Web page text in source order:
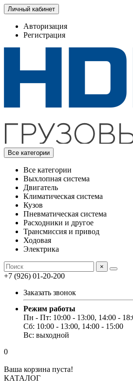
Личный кабинет
Авторизация
Регистрация
Все категории
Все категории
Выхлопная система
Двигатель
Климатическая система
Кузов
Пневматическая система
Расходники и другое
Трансмиссия и привод
Ходовая
Электрика
×
+7 (926) 01-20-200
Заказать звонок
Режим работы
Пн - Пт: 10:00 - 13:00, 14:00 -
Сб: 10:00 - 13:00, 14:00 - 15:00
Вс: выходной
0
Ваша корзина пуста!
КАТАЛОГ